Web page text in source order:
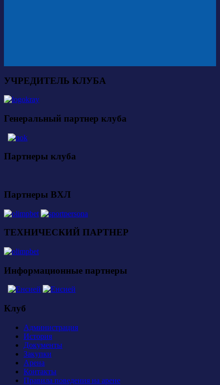
УЧРЕДИТЕЛЬ КЛУБА
Генеральный партнер клуба
Партнеры клуба
Партнеры ВХЛ
ТЕХНИЧЕСКИЙ ПАРТНЕР
Информационные партнеры
Клуб
Администрация
История
Документы
Закупки
Арена
Контакты
Правила поведения на арене